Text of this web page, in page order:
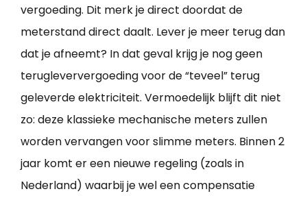
vergoeding. Dit merk je direct doordat de
meterstand direct daalt. Lever je meer terug dan
dat je afneemt? In dat geval krijg je nog geen
terugleververgoeding voor de “teveel” terug
geleverde elektriciteit. Vermoedelijk blijft dit niet
zo: deze klassieke mechanische meters zullen
worden vervangen voor slimme meters. Binnen 2
jaar komt er een nieuwe regeling (zoals in
Nederland) waarbij je wel een compensatie